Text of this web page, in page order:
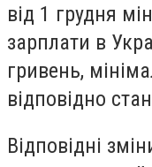
від 1 грудня
зарплати в
гривень,
відповідно
Відповідні